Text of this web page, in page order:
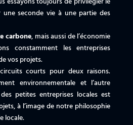
seconde vie à une partie des
carbone, mais aussi de l’économie
constamment les entreprises
vos projets.
courts pour deux raisons.
environnementale et l’autre
petites entreprises locales est
à l’image de notre philosophie
locale.